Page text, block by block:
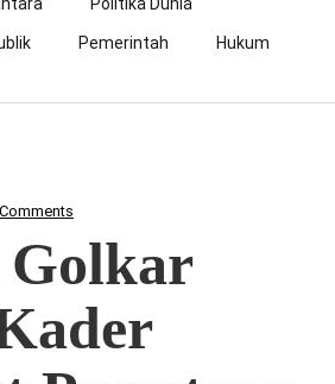
Pemerintah Hukum